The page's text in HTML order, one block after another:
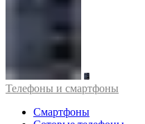
Телефоны и смартфоны
Смартфоны